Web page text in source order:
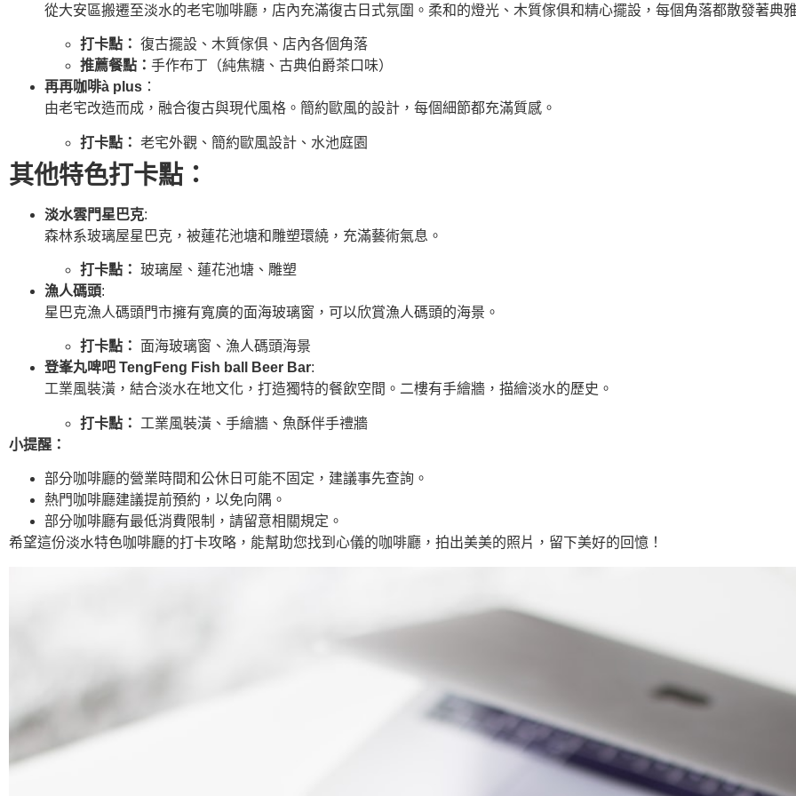
從大安區搬遷至淡水的老宅咖啡廳，店內充滿復古日式氛圍。柔和的燈光、木質傢俱和精心擺設，每個角落都散發著典
打卡點： 復古擺設、木質傢俱、店內各個角落
推薦餐點： 手作布丁（純焦糖、古典伯爵茶口味）
再再咖啡à plus ：
由老宅改造而成，融合復古與現代風格。簡約歐風的設計，每個細節都充滿質感。
打卡點： 老宅外觀、簡約歐風設計、水池庭園
其他特色打卡點：
淡水雲門星巴克:
森林系玻璃屋星巴克，被蓮花池塘和雕塑環繞，充滿藝術氣息。
打卡點： 玻璃屋、蓮花池塘、雕塑
漁人碼頭:
星巴克漁人碼頭門市擁有寬廣的面海玻璃窗，可以欣賞漁人碼頭的海景。
打卡點：
面海玻璃窗、漁人碼頭海景
登峯丸啤吧 TengFeng Fish ball Beer Bar:
工業風裝潢，結合淡水在地文化，打造獨特的餐飲空間。二樓有手繪牆，描繪淡水的歷史。
打卡點：
工業風裝潢、手繪牆、魚酥伴手禮牆
小提醒：
部分咖啡廳的營業時間和公休日可能不固定，建議事先查詢。
熱門咖啡廳建議提前預約，以免向隅。
部分咖啡廳有最低消費限制，請留意相關規定。
希望這份淡水特色咖啡廳的打卡攻略，能幫助您找到心儀的咖啡廳，拍出美美的照片，留下美好的回憶！